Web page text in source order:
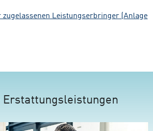
zugelassenen Leistungserbringer (Anlage
Erstattungsleistungen